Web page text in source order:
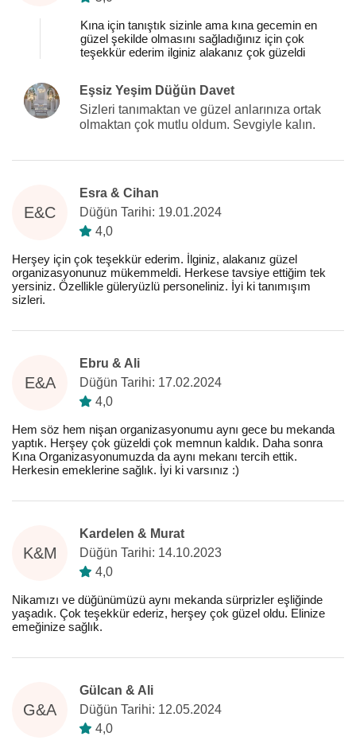
Kına için tanıştık sizinle ama kına gecemin en
güzel şekilde olmasını sağladığınız için çok
teşekkür ederim ilginiz alakanız çok güzeldi
Eşsiz Yeşim Düğün Davet
Sizleri tanımaktan ve güzel anlarınıza ortak
olmaktan çok mutlu oldum. Sevgiyle kalın.
E&C
Esra & Cihan
Düğün Tarihi: 19.01.2024
4,0
Herşey için çok teşekkür ederim. İlginiz, alakanız güzel
organizasyonunuz mükemmeldi. Herkese tavsiye ettiğim tek
yersiniz. Özellikle güleryüzlü personeliniz. İyi ki tanımışım
sizleri.
E&A
Ebru & Ali
Düğün Tarihi: 17.02.2024
4,0
Hem söz hem nişan organizasyonumu aynı gece bu mekanda
yaptık. Herşey çok güzeldi çok memnun kaldık. Daha sonra
Kına Organizasyonumuzda da aynı mekanı tercih ettik.
Herkesin emeklerine sağlık. İyi ki varsınız :)
K&M
Kardelen & Murat
Düğün Tarihi: 14.10.2023
4,0
Nikamızı ve düğünümüzü aynı mekanda sürprizler eşliğinde
yaşadık. Çok teşekkür ederiz, herşey çok güzel oldu. Elinize
emeğinize sağlık.
G&A
Gülcan & Ali
Düğün Tarihi: 12.05.2024
4,0